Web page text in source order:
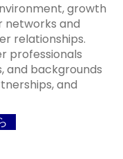
growth
networks and
relationships.
professionals
and backgrounds
and